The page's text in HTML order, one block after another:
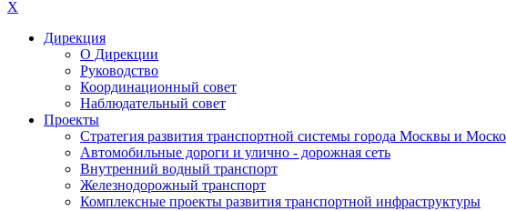
X
Дирекция
О Дирекции
Руководство
Координационный совет
Наблюдательный совет
Проекты
Стратегия развития транспортной системы города Москвы и
Автомобильные дороги и улично - дорожная сеть
Внутренний водный транспорт
Железнодорожный транспорт
Комплексные проекты развития транспортной инфраструктуры